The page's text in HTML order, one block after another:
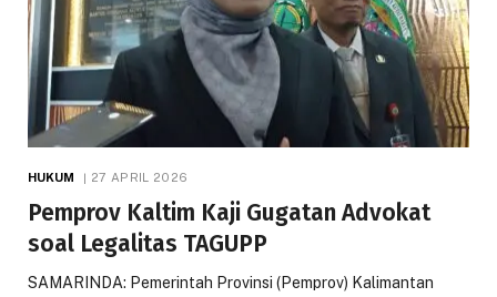
HUKUM 27 APRIL 2026
Pemprov Kaltim Kaji Gugatan Advokat
soal Legalitas TAGUPP
SAMARINDA: Pemerintah Provinsi (Pemprov) Kalimantan